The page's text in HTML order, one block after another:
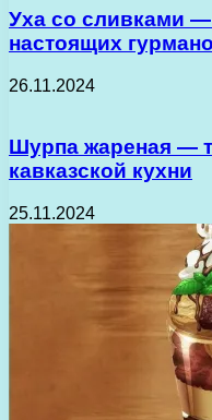
Уха со сливками
настоящих
26.11.2024
Шурпа жареная —
кавказской кухни
25.11.2024